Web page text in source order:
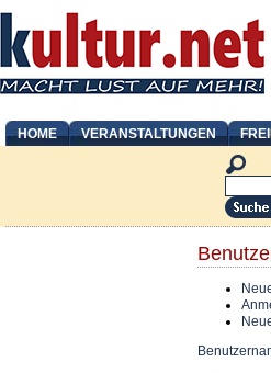
HOME VERANSTALTUNGEN